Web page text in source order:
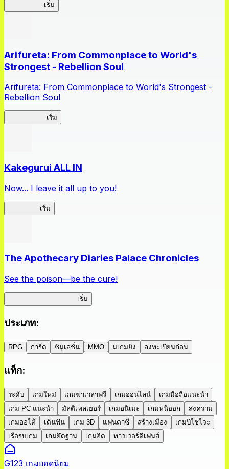
เริ่ม
Arifureta: From Commonplace to World's
Strongest - Rebellion Soul
Arifureta: From Commonplace to World's Strongest -
Rebellion Soul
เริ่ม
Kakegurui ALL IN
Now... I leave it all up to you!
เริ่ม
The Apothecary Diaries Palace Chronicles
See the poison—be the cure!
เริ่ม
ประเภท:
RPG การ์ด ซิมูเลชั่น MMO มเกมยิง ลงทะเบียนก่อน
แท็ก:
ระดับ เกมใหม่ เกมฆ่าเวลาฟรี เกมออนไลน์
เกมมือถือแนะนำ
เกม PC แนะนำ
มัลติเพลเยอร์ เกมอนิเมะ เกมหนีออก
สงคราม
เกมออโต้
เดินฟัน เกม 3D แฟนตาซี สร้างเมือง
เกมบิโชโจะ
เรือรบเกม
เกมยึดฐาน เกมฮิต ทาวเวอร์ดีเฟนส์
G123 เกมยอดนิยม